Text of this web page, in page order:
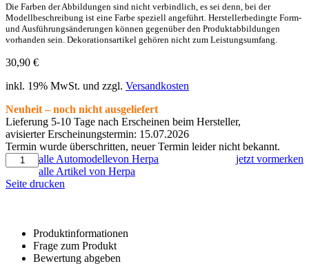
Die Farben der Abbildungen sind nicht verbindlich, es sei denn, bei der
Modellbeschreibung ist eine Farbe speziell angeführt. Herstellerbedingte Form-
und Ausführungsänderungen können gegenüber den Produktabbildungen
vorhanden sein. Dekorationsartikel gehören nicht zum Leistungsumfang.
30,90 €
inkl. 19% MwSt. und zzgl. Versandkosten
Neuheit – noch nicht ausgeliefert
Lieferung 5-10 Tage nach Erscheinen beim Hersteller,
avisierter Erscheinungstermin: 15.07.2026
Termin wurde überschritten, neuer Termin leider nicht bekannt.
jetzt vormerken
alle Automodellevon Herpa
alle Artikel von Herpa
Seite drucken
Produktinformationen
Frage zum Produkt
Bewertung abgeben